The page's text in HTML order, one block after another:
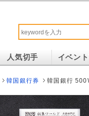
人気切手 イベン
韓国銀行券 韓国銀行